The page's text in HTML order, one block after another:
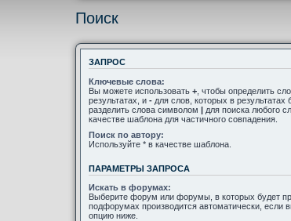
Поиск
ЗАПРОС
Ключевые слова:
Вы можете использовать + , чтобы определить
результатах, и - для слов, которых в
разделить слова символом | для поиска любого
качестве шаблона для частичного совпадения.
Поиск по автору:
Используйте * в качестве шаблона.
ПАРАМЕТРЫ ЗАПРОСА
Искать в форумах:
Выберите форум или форумы, в которых будет
подфорумах производится автоматически, если
опцию ниже.